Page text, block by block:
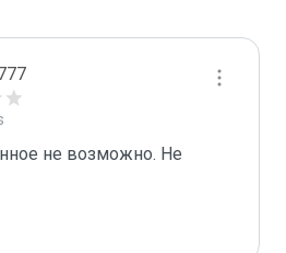
не возможно. Не